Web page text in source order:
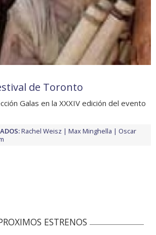
de Toronto
Galas en la XXXIV edición del evento
Rachel Weisz Max Minghella
Oscar
ESTRENOS